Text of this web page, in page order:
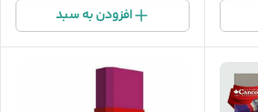
افزودن به سبد